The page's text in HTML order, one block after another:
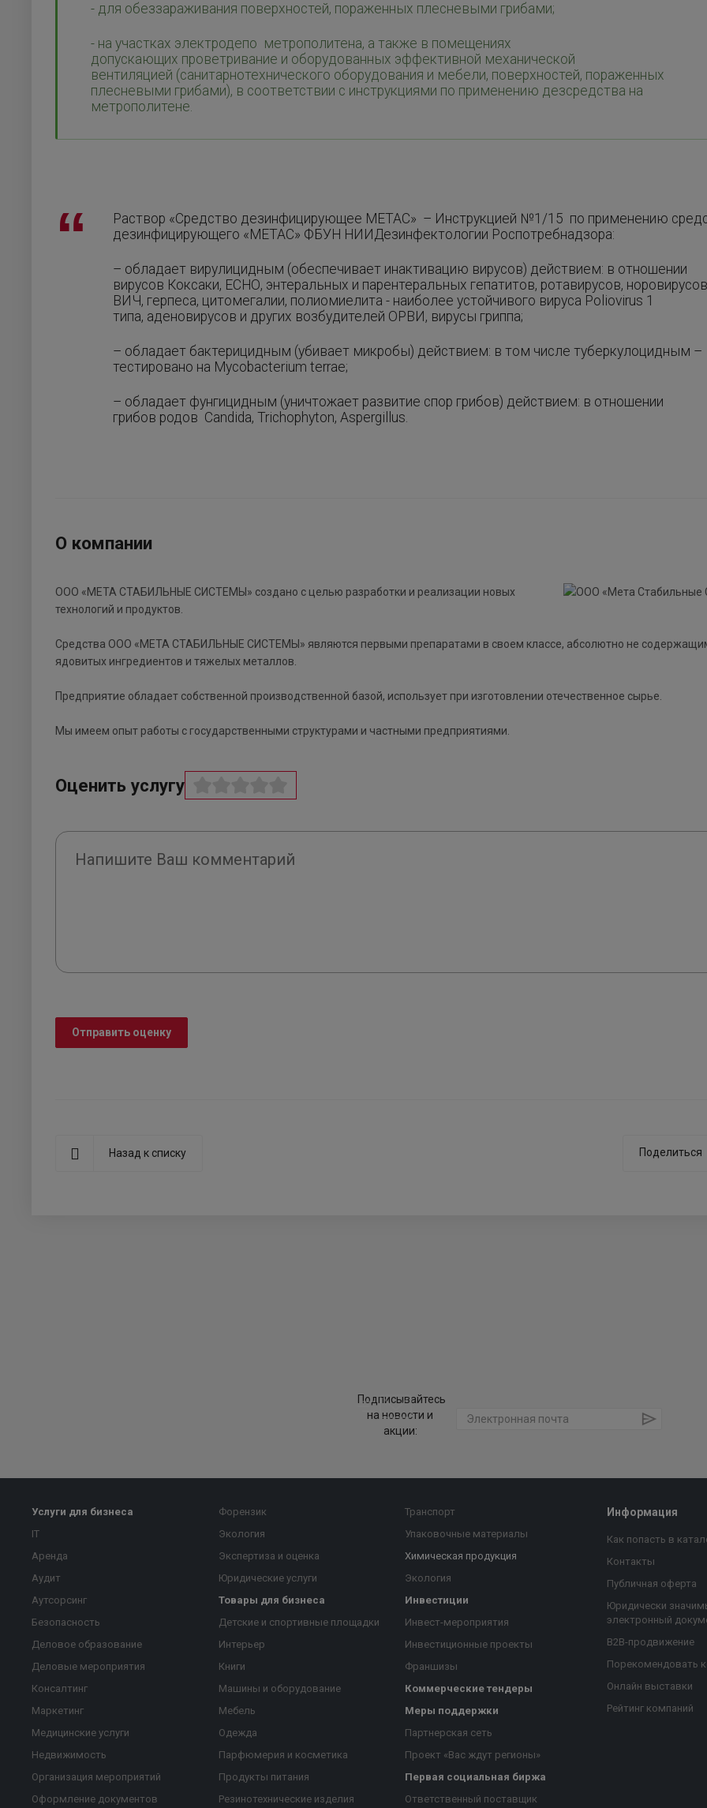
- для обеззараживания поверхностей, пораженных плесневыми грибами;
- на участках электродепо метрополитена, а также в помещениях
допускающих проветривание и оборудованных эффективной механической
вентиляцией (санитарнотехнического оборудования и мебели, поверхностей, пораженных
плесневыми грибами), в соответствии с инструкциями по применению дезсредства на
метрополитене.
Раствор «Средство дезинфицирующее МЕТАС» – Инструкцией №1/15 по применению
дезинфицирующего «МЕТАС» ФБУН НИИДезинфектологии Роспотребнадзора:
– обладает вирулицидным (обеспечивает инактивацию вирусов) действием: в отношении
вирусов Коксаки, ЕСНО, энтеральных и парентеральных гепатитов, ротавирусов,
ВИЧ, герпеса, цитомегалии, полиомиелита - наиболее устойчивого вируса Poliovirus 1
типа, аденовирусов и других возбудителей ОРВИ, вирусы гриппа;
– обладает бактерицидным (убивает микробы) действием: в том числе туберкулоцидным –
тестировано на Mycobacterium terrae;
– обладает фунгицидным (уничтожает развитие спор грибов) действием: в отношении
грибов родов Candida, Trichophyton, Aspergillus.
О компании
ООО «МЕТА СТАБИЛЬНЫЕ СИСТЕМЫ» создано с целью разработки и реализации новых
технологий и продуктов.
Средства ООО «МЕТА СТАБИЛЬНЫЕ СИСТЕМЫ» являются первыми препаратами в своем классе, абсолютно не
ядовитых ингредиентов и тяжелых металлов.
Предприятие обладает собственной производственной базой, использует при изготовлении отечественное сырье.
Мы имеем опыт работы с государственными структурами и частными предприятиями.
Оценить услугу
Отправить оценку
Поделиться
Назад к списку
Подписывайтесь
на новости и
акции:
Услуги для бизнеса
IT
Аренда
Аудит
Аутсорсинг
Безопасность
Деловое образование
Деловые мероприятия
Консалтинг
Маркетинг
Медицинские услуги
Недвижимость
Организация мероприятий
Оформление документов
Форензик
Экология
Экспертиза и оценка
Юридические услуги
Товары для бизнеса
Детские и спортивные площадки
Интерьер
Книги
Машины и оборудование
Мебель
Одежда
Парфюмерия и косметика
Продукты питания
Резинотехнические изделия
Транспорт
Упаковочные материалы
Химическая продукция
Экология
Инвестиции
Инвест-мероприятия
Инвестиционные проекты
Франшизы
Коммерческие тендеры
Меры поддержки
Партнерская сеть
Проект «Вас ждут регионы»
Первая социальная биржа
Ответственный поставщик
Информация
Как попасть в
Контакты
Публичная оферта
Юридически
электронный
B2B-продвижение
Порекомендовать
Онлайн выставки
Рейтинг компаний